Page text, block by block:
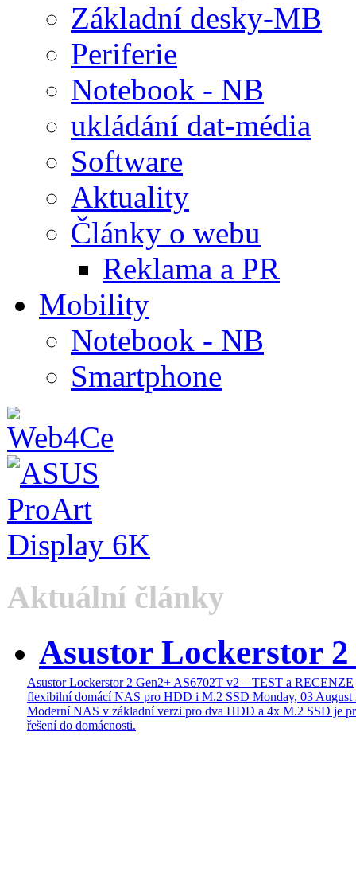
Základní desky-MB
Periferie
Notebook - NB
ukládání dat-média
Software
Aktuality
Články o webu
Reklama a PR
Mobility
Notebook - NB
Smartphone
Aktuální články
Asustor Lockerstor
Asustor Lockerstor 2 Gen2+ AS6702T v2 – TEST a RECENZE
flexibilní domácí NAS pro HDD i M.2 SSD Monday, 03 August
Moderní NAS v základní verzi pro dva HDD a 4x M.2 SSD je
řešení do domácnosti.